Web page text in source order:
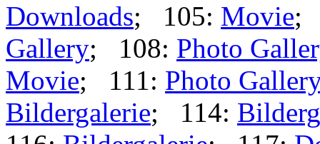
Downloads; 105: Movie;
Gallery; 108: Photo
Movie; 111: Photo
Bildergalerie; 114: